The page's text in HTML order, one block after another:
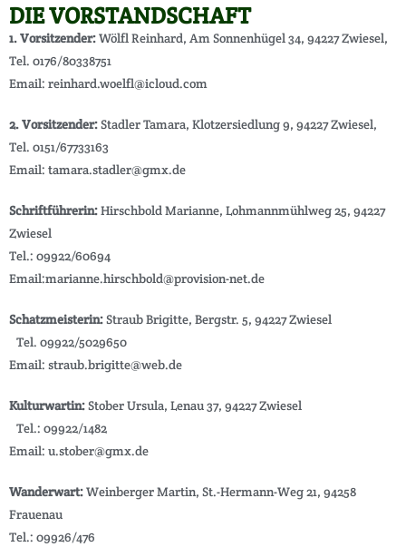
DIE VORSTANDSCHAFT
1. Vorsitzender:Wölfl Reinhard, Am Sonnenhügel 34, 94227 Zwiesel,
Tel. 0176/80338751
Email: reinhard.woelfl@icloud.com
2. Vorsitzender:Stadler Tamara, Klotzersiedlung 9, 94227 Zwiesel,
Tel. 0151/67733163
Email: tamara.stadler@gmx.de
Schriftführerin:Hirschbold Marianne, Lohmannmühlweg 25, 94227
Zwiesel
Tel.: 09922/60694
Email:marianne.hirschbold@provision-net.de
Schatzmeisterin:Straub Brigitte, Bergstr. 5, 94227 Zwiesel
Tel. 09922/5029650
Email: straub.brigitte@web.de
Kulturwartin:Stober Ursula, Lenau 37, 94227 Zwiesel
Tel.: 09922/1482
Email: u.stober@gmx.de
Wanderwart:Weinberger Martin, St.-Hermann-Weg 21, 94258
Frauenau
Tel.: 09926/476